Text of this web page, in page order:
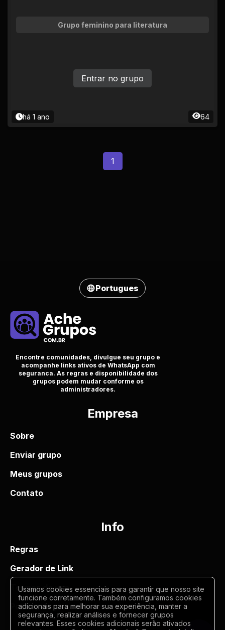
Grupo feminino para literatura
há 1 ano 64
Entrar no grupo
1
Portugues
Encontre comunidades, divulgue seu grupo e
acompanhe links ativos de WhatsApp com
seguranca. As regras e disponibilidade dos
grupos podem mudar conforme os
administradores.
Empresa
Sobre
Enviar grupo
Meus grupos
Contato
Info
Regras
Gerador de Link
Termos de uso
Politica de privacidade
Usamos cookies essenciais para garantir que nosso site
funcione corretamente. Também configuramos cookies
adicionais para melhorar sua experiência, manter a
segurança, realizar análises e fornecer grupos
relevantes. Esses cookies adicionais serão ativados